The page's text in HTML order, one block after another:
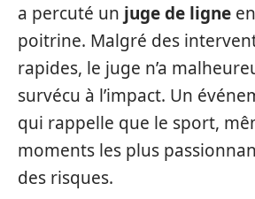
a percuté un juge de ligne
poitrine. Malgré des
rapides, le juge n’a
survécu à l’impact. Un
qui rappelle que le sport,
moments les plus
des risques.